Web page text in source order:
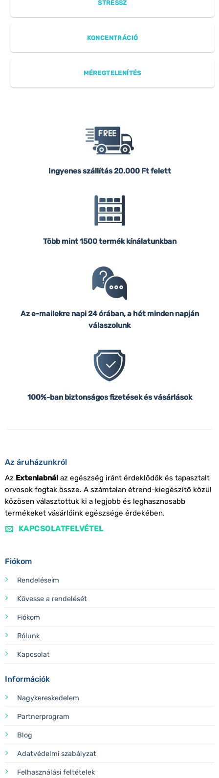
STRESSZ
KONCENTRÁCIÓ
MÉREGTELENÍTÉS
Ingyenes szállítás20.000 Ft felett
Több mint 1500 termék kínálatunkban
Az e-mailekre napi 24 órában, a hét minden napján
válaszolunk
100%-ban biztonságos fizetések és vásárlások
Az áruházunkról
Az Extenlabnálaz egészség iránt érdeklődők és tapasztalt
orvosok fogtak össze. A számtalan étrend-kiegészítő közül
közösen választottuk ki a legjobb és leghasznosabb
termékeket vásárlóink egészsége érdekében.
KAPCSOLATFELVÉTEL
Fiókom
Rendeléseim
Kövesse a rendelését
Fiókom
Rólunk
Kapcsolat
Információk
Nagykereskedelem
Partnerprogram
Blog
Adatvédelmi szabályzat
Felhasználási feltételek